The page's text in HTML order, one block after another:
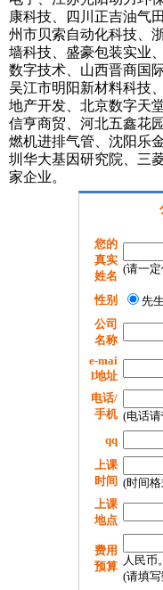
康科技、四川正吉油气
州市贝索自动化科技、
墙科技、盛豪包装实业
数字技术、山西晋商国
吴江市明阳新材料科技
地产开发、北京数字天
信亨商贸、河北五鑫花
燃机进排气管、沈阳乐
圳华大基因研究院、三
家企业。
您的
真实
姓名
(请一
性别 先生
公司
名称
e-mai
l地址
电话/
手机 (电话
qq
上课
时间 (时间
上课
地点
费用
预算 人民币。
(请填